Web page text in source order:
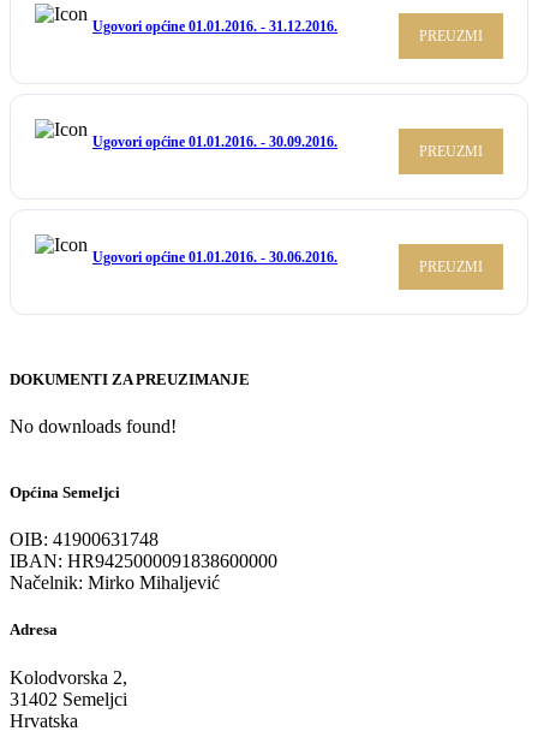
Ugovori općine 01.01.2016. - 31.12.2016.
PREUZMI
Ugovori općine 01.01.2016. - 30.09.2016.
PREUZMI
Ugovori općine 01.01.2016. - 30.06.2016.
PREUZMI
DOKUMENTI ZA PREUZIMANJE
No downloads found!
Općina Semeljci
OIB: 41900631748
IBAN: HR9425000091838600000
Načelnik: Mirko Mihaljević
Adresa
Kolodvorska 2,
31402 Semeljci
Hrvatska